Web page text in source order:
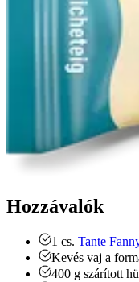
Hozzávalók
1 cs. Tante
Kevés vaj a
400 g szárított